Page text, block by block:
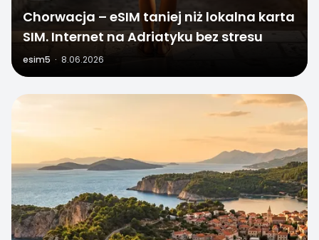
Chorwacja – eSIM taniej niż lokalna karta
SIM. Internet na Adriatyku bez stresu
esim5 · 8.06.2026